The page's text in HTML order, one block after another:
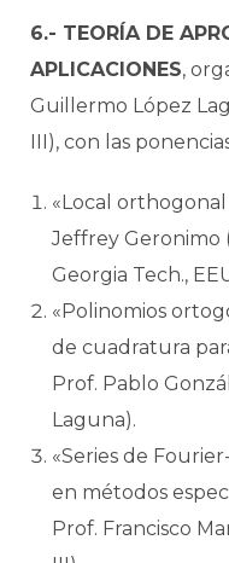
6.- TEORÍA DE
APLICACIONES,
Guillermo López
III), con las
«Local orthogonal
Jeffrey Geronimo
Georgia Tech.,
«Polinomios
de cuadratura
Prof. Pablo
Laguna).
«Series de
en métodos
Prof. Francisco